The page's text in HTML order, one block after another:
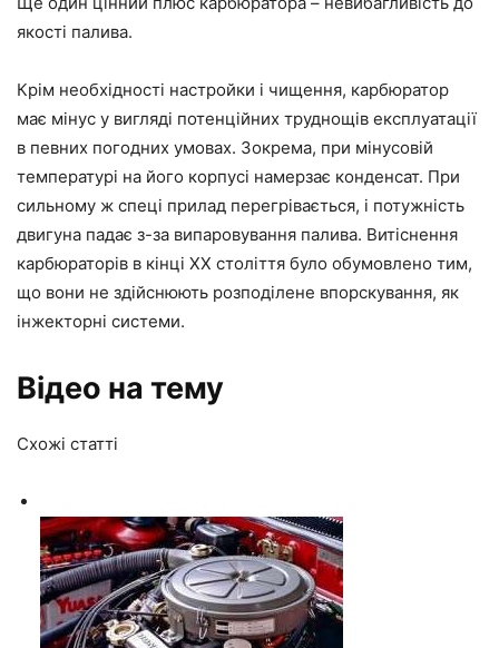
якості палива.
Крім необхідності настройки і чищення, карбюратор
має мінус у вигляді потенційних труднощів експлуатації
в певних погодних умовах. Зокрема, при мінусовій
температурі на його корпусі намерзає конденсат. При
сильному ж спеці прилад перегрівається, і потужність
двигуна падає з-за випаровування палива. Витіснення
карбюраторів в кінці XX століття було обумовлено тим,
що вони не здійснюють розподілене впорскування, як
інжекторні системи.
Відео на тему
Схожі статті